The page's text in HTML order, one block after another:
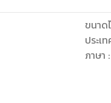
ขนาด
ประเ
ภาษา :